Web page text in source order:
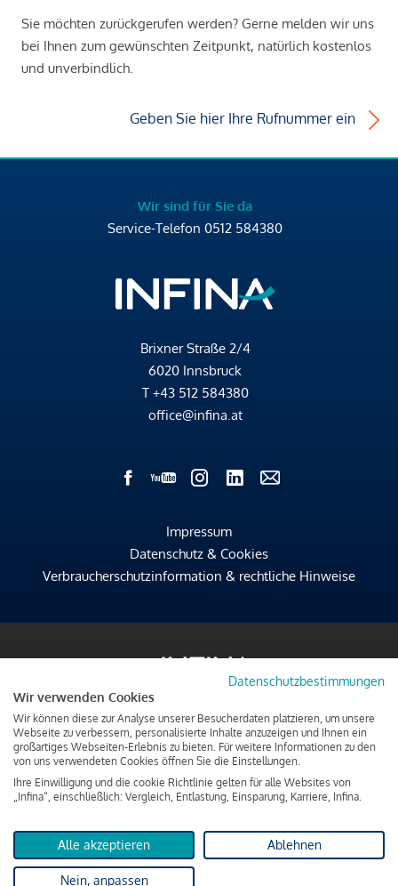
Sie möchten zurückgerufen werden? Gerne melden wir uns
bei Ihnen zum gewünschten Zeitpunkt, natürlich kostenlos
und unverbindlich.
Geben Sie hier Ihre Rufnummer ein
Wir sind für Sie da
Service-Telefon 0512 584380
Brixner Straße 2/4
6020 Innsbruck
T +43 512 584380
office@infina.at
Impressum
Datenschutz & Cookies
Verbraucherschutzinformation & rechtliche Hinweise
Datenschutzbestimmungen
Wir verwenden Cookies
Wir können diese zur Analyse unserer Besucherdaten platzieren, um unsere
Webseite zu verbessern, personalisierte Inhalte anzuzeigen und Ihnen ein
großartiges Webseiten-Erlebnis zu bieten. Für weitere Informationen zu den
von uns verwendeten Cookies öffnen Sie die Einstellungen.
Ihre Einwilligung und die cookie Richtlinie gelten für alle Websites von
„Infina“, einschließlich: Vergleich, Entlastung, Einsparung, Karriere, Infina.
Alle akzeptieren Ablehnen
Nein, anpassen